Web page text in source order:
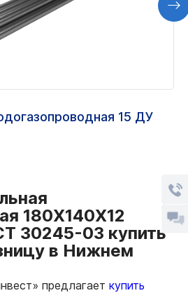
15 ДУ
180Х140Х12
30245-03 купить
в Нижнем
предлагает купить